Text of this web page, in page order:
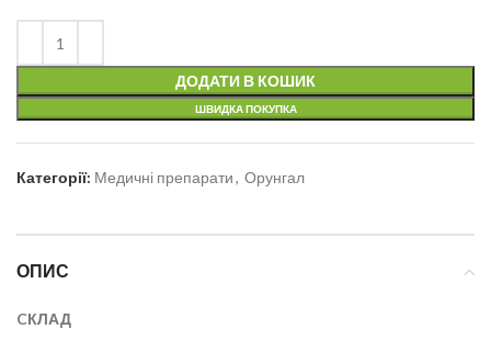
ДОДАТИ В КОШИК
ШВИДКА ПОКУПКА
Категорії: Медичні препарати, Орунгал
ОПИС
CКЛАД